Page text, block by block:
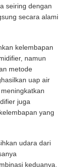
seiring dengan
secara alami
kelembapan
namun
metode
uap air
juga
yang
udara dari
keduanya.